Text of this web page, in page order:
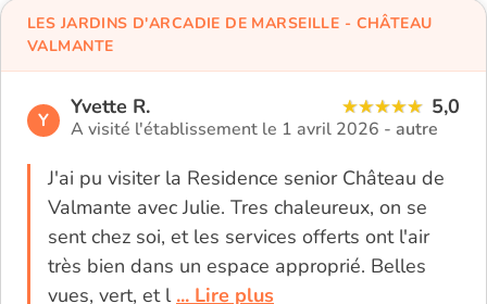
Y
Yvette R. 5,0
A visité l'établissement le 1 avril 2026 - autre
J'ai pu visiter la Residence senior Château de
Valmante avec Julie. Tres chaleureux, on se
sent chez soi, et les services offerts ont l'air
très bien dans un espace approprié. Belles
vues, vert, et l ... Lire plus
LES JARDINS D'ARCADIE DE MARSEILLE - CHÂTEAU
VALMANTE